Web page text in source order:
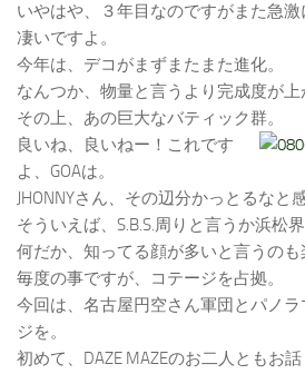
いやはや、３年目なのですがまた急激
凄いですよ。
今年は、デコがまずまたまた進化。
なんつか、物量と言うより完成度が上
その上、あの巨大なバティック群。
良いね、良いねー！これです
よ、GOAは。
JHONNYさん、その辺分かっとるなと感
そういえば、S.B.S.周りと言うか浜松
何だか、知ってる顔が多いと言うのも
毎度の事ですが、コテージを占拠。
今回は、名古屋円空さん軍団とパノ
ジを。
初めて、DAZE MAZEのお二人ともお